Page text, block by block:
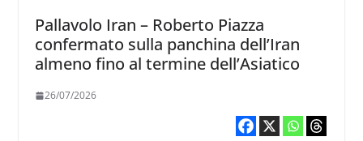
Pallavolo Iran – Roberto Piazza
confermato sulla panchina dell’Iran
almeno fino al termine dell’Asiatico
26/07/2026